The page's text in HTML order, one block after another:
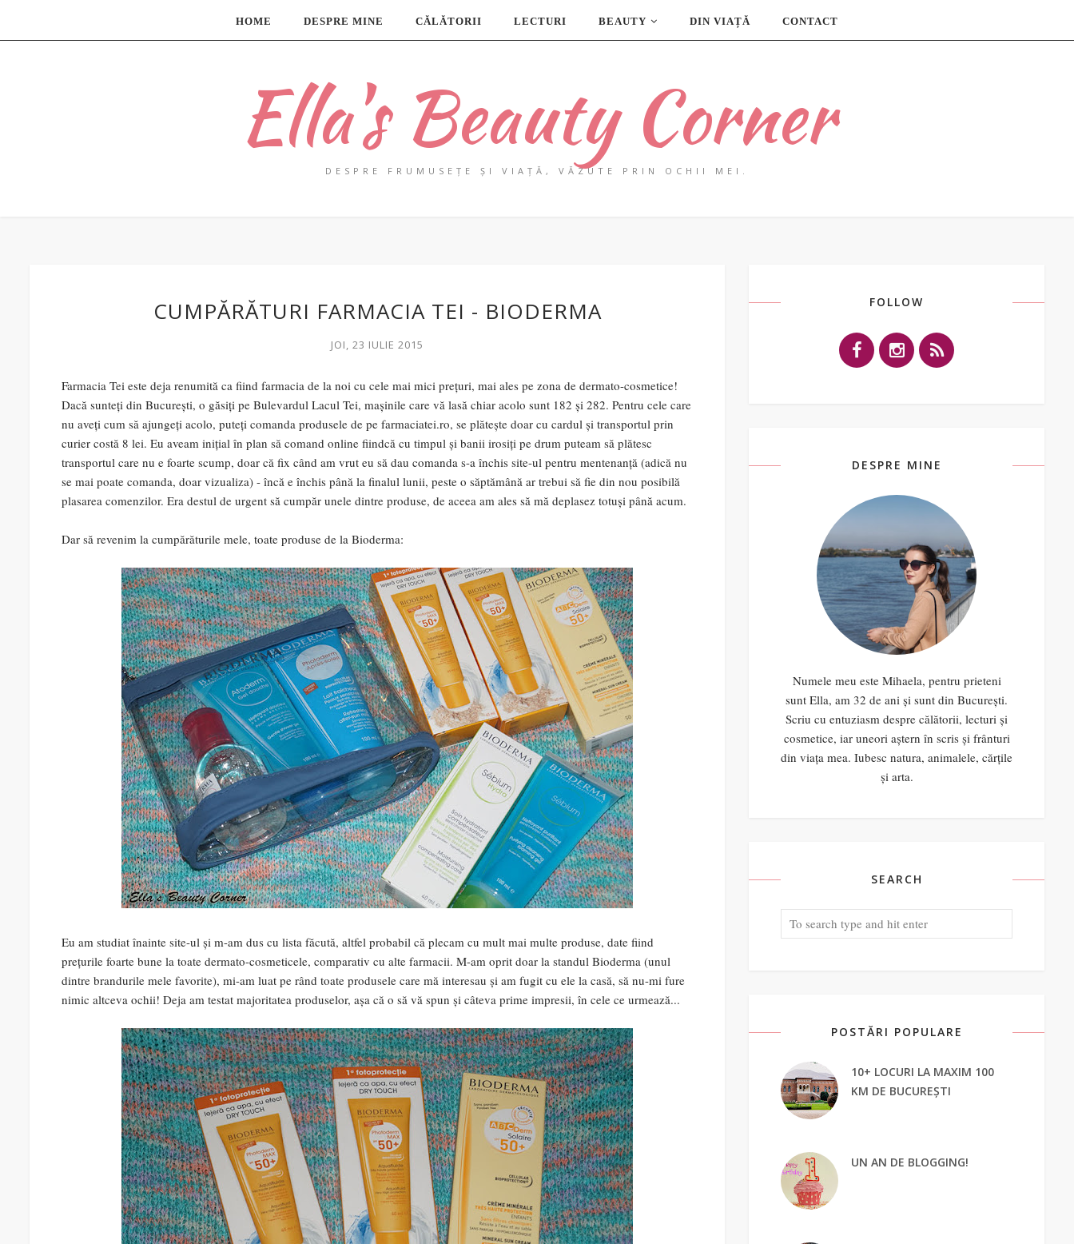
HOME DESPRE MINE CĂLĂTORII LECTURI BEAUTY DIN VIAȚĂ CONTACT
Ella's Beauty Corner
DESPRE FRUMUSEȚE ȘI VIAȚĂ, VĂZUTE PRIN OCHII MEI.
CUMPĂRĂTURI FARMACIA TEI - BIODERMA
JOI, 23 IULIE 2015
Farmacia Tei este deja renumită ca fiind farmacia de la noi cu cele mai mici prețuri, mai ales pe zona de dermato-cosmetice!
Dacă sunteți din București, o găsiți pe Bulevardul Lacul Tei, mașinile care vă lasă chiar acolo sunt 182 și 282. Pentru cele care
nu aveți cum să ajungeți acolo, puteți comanda produsele de pe farmaciatei.ro, se plătește doar cu cardul și transportul prin
curier costă 8 lei. Eu aveam inițial în plan să comand online fiindcă cu timpul și banii irosiți pe drum puteam să plătesc
transportul care nu e foarte scump, doar că fix când am vrut eu să dau comanda s-a închis site-ul pentru mentenanță (adică nu
se mai poate comanda, doar vizualiza) - încă e închis până la finalul lunii, peste o săptămână ar trebui să fie din nou posibilă
plasarea comenzilor. Era destul de urgent să cumpăr unele dintre produse, de aceea am ales să mă deplasez totuși până acum.
Dar să revenim la cumpărăturile mele, toate produse de la Bioderma:
Eu am studiat înainte site-ul și m-am dus cu lista făcută, altfel probabil că plecam cu mult mai multe produse, date fiind
prețurile foarte bune la toate dermato-cosmeticele, comparativ cu alte farmacii. M-am oprit doar la standul Bioderma (unul
dintre brandurile mele favorite), mi-am luat pe rând toate produsele care mă interesau și am fugit cu ele la casă, să nu-mi fure
nimic altceva ochii! Deja am testat majoritatea produselor, așa că o să vă spun și câteva prime impresii, în cele ce urmează...
FOLLOW
DESPRE MINE
Numele meu este Mihaela, pentru prieteni
sunt Ella, am 32 de ani și sunt din București.
Scriu cu entuziasm despre călătorii, lecturi și
cosmetice, iar uneori aștern în scris și frânturi
din viața mea. Iubesc natura, animalele, cărțile
și arta.
SEARCH
POSTĂRI POPULARE
10+ LOCURI LA MAXIM 100
KM DE BUCUREȘTI
UN AN DE BLOGGING!